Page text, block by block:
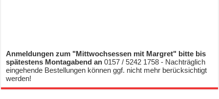
Anmeldungen zum "Mittwochsessen mit Margret" bitte bis
spätestens Montagabend an0157 / 5242 1758 - Nachträglich
eingehende Bestellungen können ggf. nicht mehr berücksichtigt
werden!